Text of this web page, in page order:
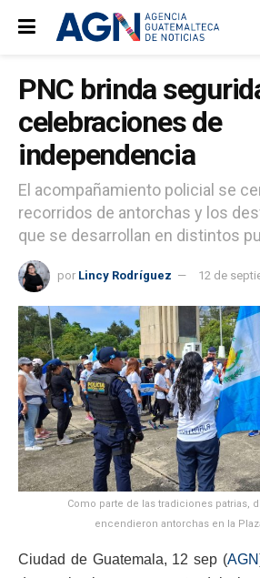
PNC brinda
celebraciones de
independencia
El acompañamiento policial se
recorridos de antorchas y los
que se desarrollan en distintos
por Lincy Rodríguez 12 de
Como parte de las tradiciones patrias,
encendieron antorchas en la
Ciudad de Guatemala, 12 sep (AGN